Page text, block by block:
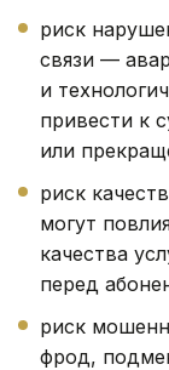
риск
связи —
и
привести к
или
риск
могут
качества
перед
риск
фрод,